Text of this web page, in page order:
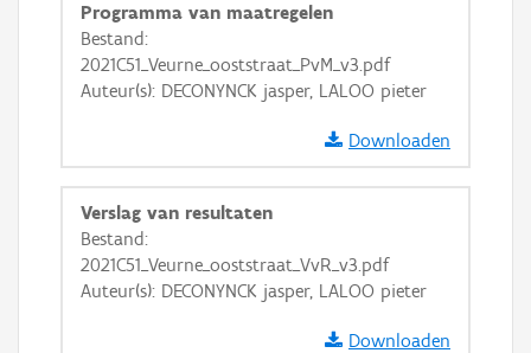
+ −
Basis Lagen
OSM-Basiskaart
Programma van maatregelen
Bestand:
2021C51_Veurne_ooststraat_PvM_v3.pdf
Auteur(s): DECONYNCK jasper, LALOO pieter
Downloaden
Verslag van resultaten
Bestand:
2021C51_Veurne_ooststraat_VvR_v3.pdf
Auteur(s): DECONYNCK jasper, LALOO pieter
Downloaden